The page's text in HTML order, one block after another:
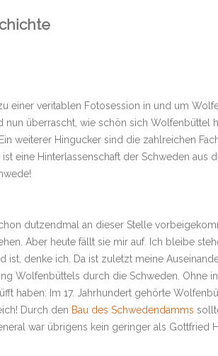
einer veritablen Fotosession in und um
überrascht, wie schön sich Wolfenbüttel
weiterer Hingucker sind die zahlreichen
ist eine Hinterlassenschaft der Schweden aus
dutzendmal an dieser Stelle
Aber heute fällt sie mir auf. Ich bleibe
denke ich. Da ist zuletzt meine
Wolfenbüttels durch die Schweden. Ohne
haben: Im 17. Jahrhundert gehörte
Durch den Bau des Schwedendamms
war übrigens kein geringer als Gottfried